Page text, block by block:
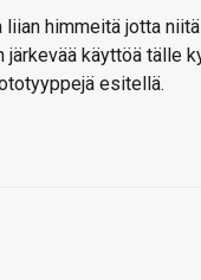
himmeitä jotta
käyttöä tälle
esitellä.